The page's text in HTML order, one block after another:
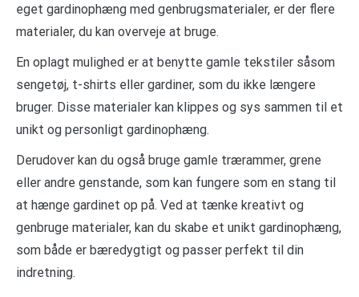
eget gardinophæng med genbrugsmaterialer, er der flere
materialer, du kan overveje at bruge.
En oplagt mulighed er at benytte gamle tekstiler såsom
sengetøj, t-shirts eller gardiner, som du ikke længere
bruger. Disse materialer kan klippes og sys sammen til et
unikt og personligt gardinophæng.
Derudover kan du også bruge gamle trærammer, grene
eller andre genstande, som kan fungere som en stang til
at hænge gardinet op på. Ved at tænke kreativt og
genbruge materialer, kan du skabe et unikt gardinophæng,
som både er bæredygtigt og passer perfekt til din
indretning.